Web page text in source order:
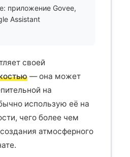
приложение Govee,
Assistant
своей
— она может
на
использую её на
чего более чем
атмосферного